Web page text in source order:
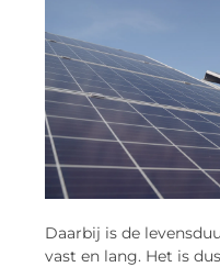
Daarbij is de
vast en lang. Het is